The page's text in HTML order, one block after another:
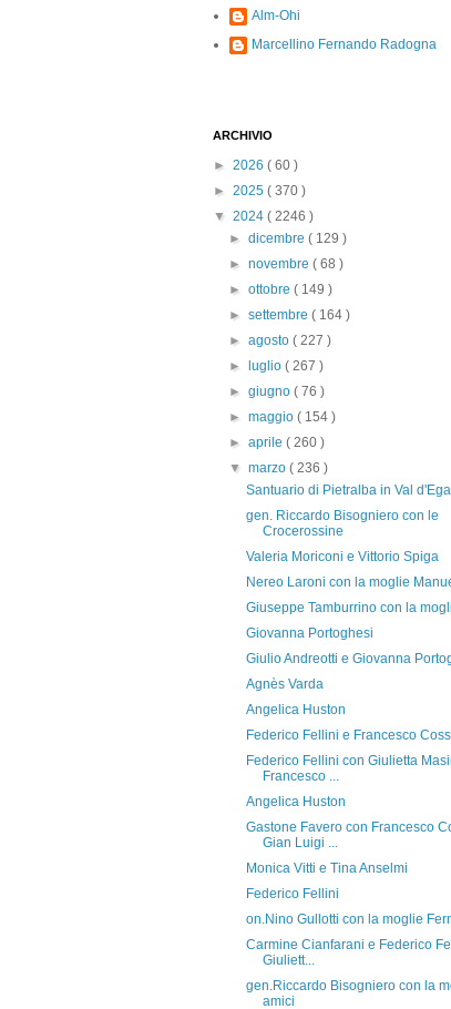
Alm-Ohi
Marcellino Fernando Radogna
ARCHIVIO
► 2026 ( 60 )
► 2025 ( 370 )
▼ 2024 ( 2246 )
►dicembre( 129 )
►novembre( 68 )
►ottobre( 149 )
►settembre( 164 )
►agosto( 227 )
►
luglio( 267 )
►giugno( 76 )
►maggio( 154 )
►aprile( 260 )
▼marzo( 236 )
Santuario di Pietralba in Val d'Ega
gen. Riccardo Bisogniero con le
Crocerossine
Valeria Moriconi e Vittorio Spiga
Nereo Laroni con la moglie
Giuseppe Tamburrino con la
Giovanna Portoghesi
Giulio Andreotti e Giovanna
Agnès Varda
Angelica Huston
Federico Fellini e Francesco
Federico Fellini con Giulietta
Francesco ...
Angelica Huston
Gastone Favero con Francesco
Gian Luigi ...
Monica Vitti e Tina Anselmi
Federico Fellini
on.Nino Gullotti con la moglie
Carmine Cianfarani e Federico
Giuliett...
gen.Riccardo Bisogniero con la
amici